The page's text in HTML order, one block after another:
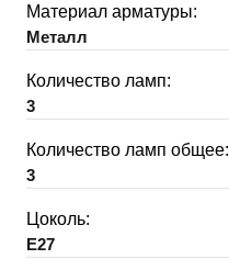
Материал арматуры:
Металл
Количество ламп:
3
Количество ламп общее:
3
Цоколь:
E27